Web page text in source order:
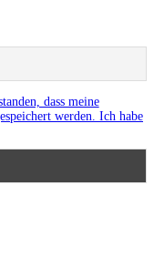
dass meine
werden. Ich habe